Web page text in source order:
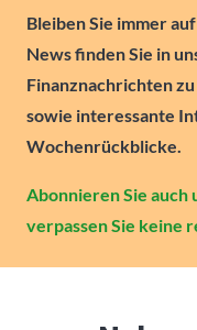
Bleiben Sie immer
News finden Sie in
Finanznachrichten zu
sowie interessante
Wochenrückblicke.
Abonnieren Sie
verpassen Sie keine